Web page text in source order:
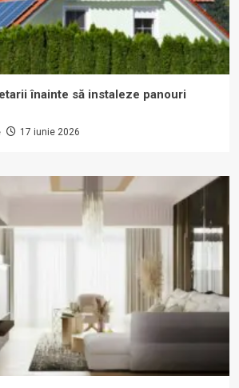
înainte să instaleze panouri
17 iunie 2026